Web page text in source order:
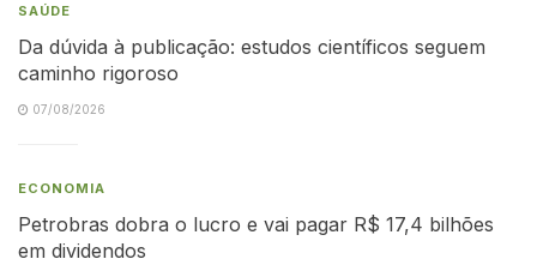
SAÚDE
Da dúvida à publicação: estudos científicos seguem
caminho rigoroso
07/08/2026
ECONOMIA
Petrobras dobra o lucro e vai pagar R$ 17,4 bilhões
em dividendos